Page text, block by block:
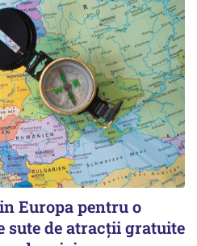
Europa pentru o
sute de atracții gratuite